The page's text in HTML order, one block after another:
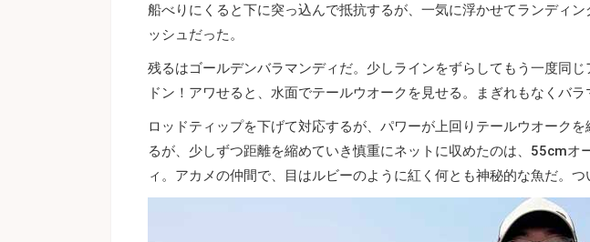
船べりにくると下に突っ込んで抵抗するが、一気に浮かせてランディ
ッシュだった。
残るはゴールデンバラマンディだ。少しラインをずらしてもう一度同
ドン！アワせると、水面でテールウオークを見せる。まぎれもなくバラ
ロッドティップを下げて対応するが、パワーが上回りテールウオーク
るが、少しずつ距離を縮めていき慎重にネットに収めたのは、55cmオ
ィ。アカメの仲間で、目はルビーのように紅く何とも神秘的な魚だ。